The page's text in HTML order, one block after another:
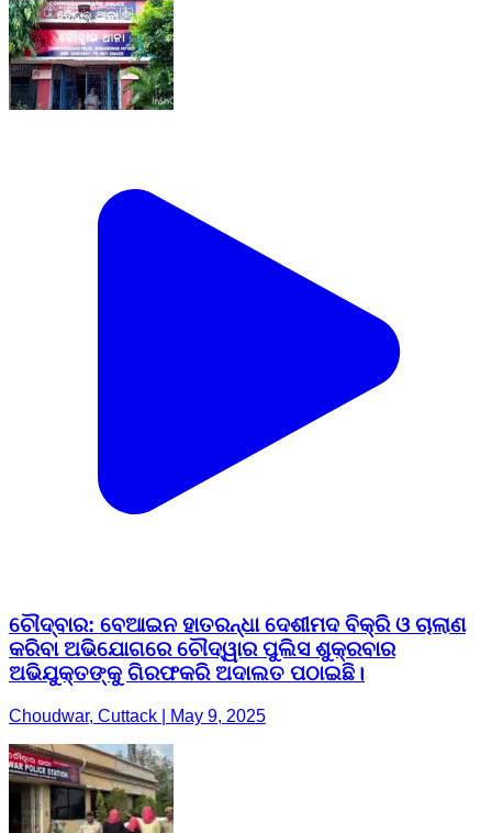
ଚୌଦ୍ବାର: ବେଆଇନ ହାତରନ୍ଧା ଦେଶୀମଦ ବିକ୍ରି ଓ ଚାଲାଣ
କରିବା ଅଭିଯୋଗରେ ଚୌଦ୍ୱାର ପୁଲିସ ଶୁକ୍ରବାର
ଅଭିଯୁକ୍ତଙ୍କୁ ଗିରଫକରି ଅଦାଲତ ପଠାଇଛି।
Choudwar, Cuttack | May 9, 2025